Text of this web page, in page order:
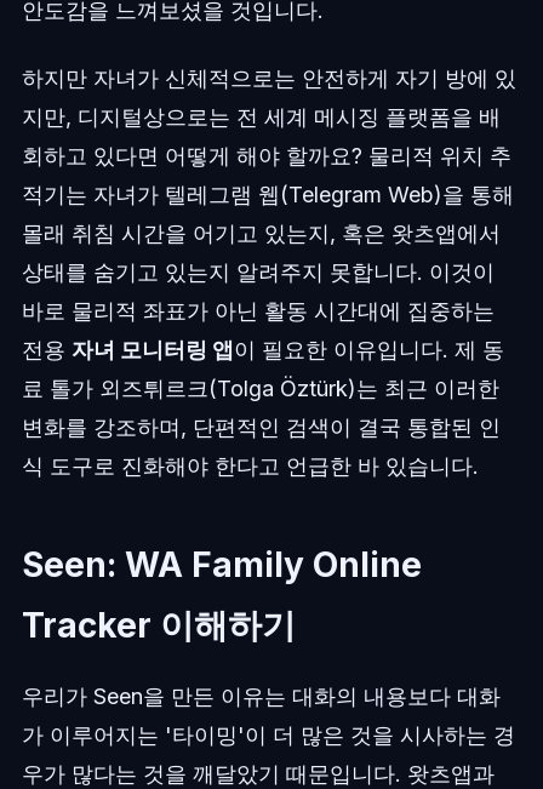
안도감을 느껴보셨을 것입니다.
하지만 자녀가 신체적으로는 안전하게 자기 방에 있
지만, 디지털상으로는 전 세계 메시징 플랫폼을 배
회하고 있다면 어떻게 해야 할까요? 물리적 위치 추
적기는 자녀가 텔레그램 웹(Telegram Web)을 통해
몰래 취침 시간을 어기고 있는지, 혹은 왓츠앱에서
상태를 숨기고 있는지 알려주지 못합니다. 이것이
바로 물리적 좌표가 아닌 활동 시간대에 집중하는
전용 자녀 모니터링 앱 이 필요한 이유입니다. 제 동
료 톨가 외즈튀르크(Tolga Öztürk)는 최근 이러한
변화를 강조하며, 단편적인 검색이 결국 통합된 인
식 도구로 진화해야 한다고 언급한 바 있습니다.
Seen: WA Family Online
Tracker 이해하기
우리가 Seen을 만든 이유는 대화의 내용보다 대화
가 이루어지는 '타이밍'이 더 많은 것을 시사하는 경
우가 많다는 것을 깨달았기 때문입니다. 왓츠앱과